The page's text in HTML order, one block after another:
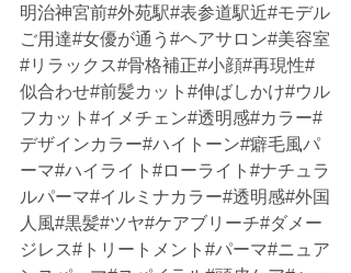
明治神宮前#外苑駅#表参道駅近#モデル
ご用達#女優が通う#ヘアサロン#美容室
#リラックス#骨格補正#小顔#再現性#
似合わせ#前髪カット#伸ばしかけ#ウル
フカット#イメチェン#透明感#カラー#
デザインカラー#ハイトーン#癖毛風パ
ーマ#ハイライト#ローライト#ナチュラ
ルパーマ#イルミナカラー#透明感#外国
人風#黒髪#ツヤ#ケアブリーチ#ダメー
ジレス#トリートメント#パーマ#ニュア